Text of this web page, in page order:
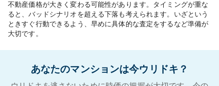
不動産価格が大きく変わる可能性があります。タイミングが重な
ると、バッドシナリオを超える下落も考えられます。いざという
ときすぐ行動できるよう、早めに具体的な査定をするなど準備が
大切です。
あなたのマンションは今ウリドキ？